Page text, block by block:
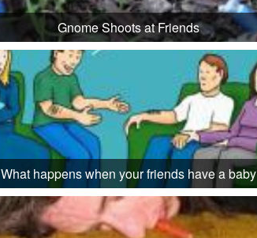
Gnome Shoots at Friends
What happens when your friends have a baby